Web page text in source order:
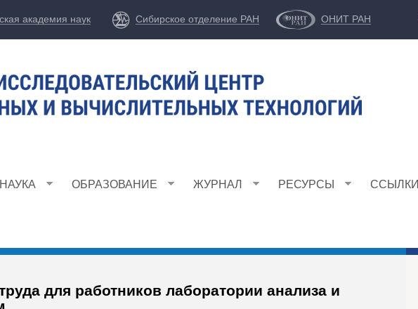
Перейти
к
академия наук Сибирское отделение РАН ОНИТ РАН
НАУКА ОБРАЗОВАНИЕ ЖУРНАЛ РЕСУРСЫ ССЫЛКИ
для работников лаборатории анализа и